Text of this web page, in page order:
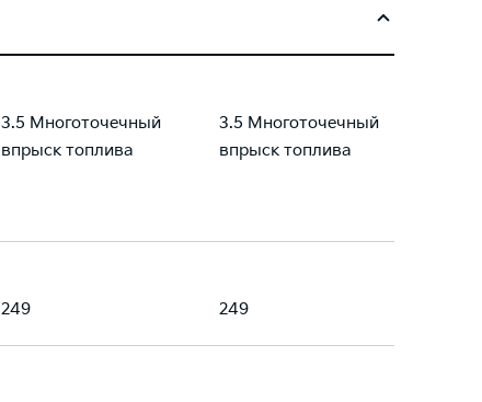
3.5 Многоточечный
впрыск топлива
3.5 Многоточечный
впрыск топлива
249 249